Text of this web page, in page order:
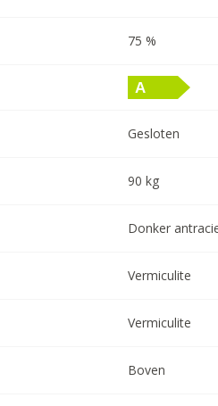
75 %
Gesloten
90 kg
Donker
Vermiculite
Vermiculite
Boven